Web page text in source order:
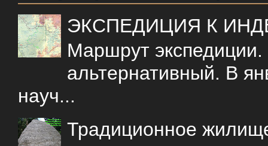
ЭКСПЕДИЦИЯ К
Маршрут
альтернативный. В
науч...
Традиционное